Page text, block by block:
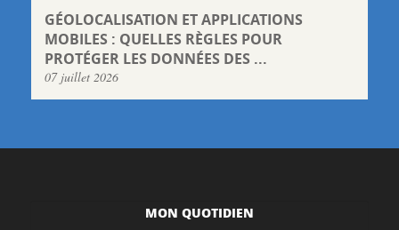
GÉOLOCALISATION ET APPLICATIONS
MOBILES : QUELLES RÈGLES POUR
PROTÉGER LES DONNÉES DES ...
07 juillet 2026
MON QUOTIDIEN